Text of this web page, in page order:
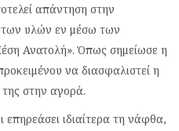
απάντηση στην
υλών εν μέσω των
Ανατολή». Όπως σημείωσε η
να διασφαλιστεί η
στην αγορά.
ιδιαίτερα τη νάφθα,